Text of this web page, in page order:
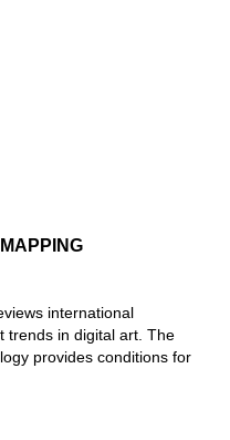
international
trends in digital art. The
provides conditions for